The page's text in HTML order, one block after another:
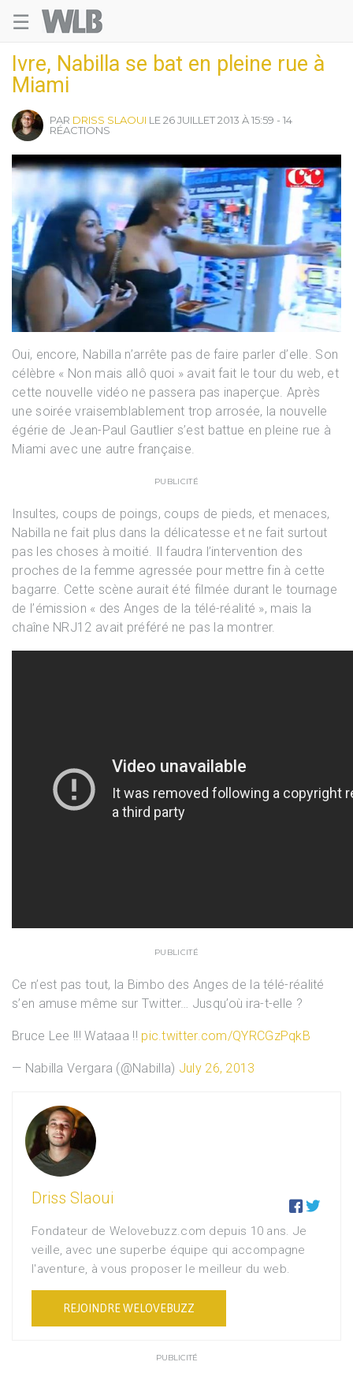
☰
Ivre, Nabilla se bat en pleine rue à
Miami
PAR DRISS SLAOUI LE 26 JUILLET 2013 À 15:59 - 14
RÉACTIONS
Oui, encore, Nabilla n’arrête pas de faire parler d’elle. Son
célèbre « Non mais allô quoi » avait fait le tour du web, et
cette nouvelle vidéo ne passera pas inaperçue. Après
une soirée vraisemblablement trop arrosée, la nouvelle
égérie de Jean-Paul Gautlier s’est battue en pleine rue à
Miami avec une autre française.
PUBLICITÉ
Insultes, coups de poings, coups de pieds, et menaces,
Nabilla ne fait plus dans la délicatesse et ne fait surtout
pas les choses à moitié. Il faudra l’intervention des
proches de la femme agressée pour mettre fin à cette
bagarre. Cette scène aurait été filmée durant le tournage
de l’émission « des Anges de la télé-réalité », mais la
chaîne NRJ12 avait préféré ne pas la montrer.
PUBLICITÉ
Ce n’est pas tout, la Bimbo des Anges de la télé-réalité
s’en amuse même sur Twitter… Jusqu’où ira-t-elle ?
Bruce Lee !!! Wataaa !! pic.twitter.com/QYRCGzPqkB
— Nabilla Vergara (@Nabilla) July 26, 2013
Driss Slaoui 

Fondateur de Welovebuzz.com depuis 10 ans. Je
veille, avec une superbe équipe qui accompagne
l'aventure, à vous proposer le meilleur du web.
REJOINDRE WELOVEBUZZ
PUBLICITÉ